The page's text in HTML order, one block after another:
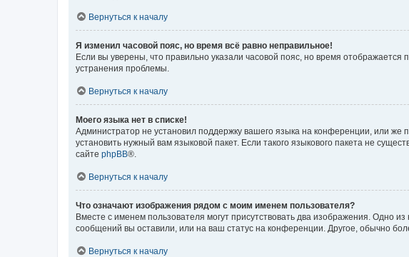
Вернуться к началу
Я изменил часовой пояс, но время всё равно неправильное!
Если вы уверены, что правильно указали часовой пояс, но время
устранения проблемы.
Вернуться к началу
Моего языка нет в списке!
Администратор не установил поддержку вашего языка на конференции, или
установить нужный вам языковой пакет. Если такого языкового пакета не
сайте phpBB®.
Вернуться к началу
Что означают изображения рядом с моим именем пользователя?
Вместе с именем пользователя могут присутствовать два изображения. Одно
сообщений вы оставили, или на ваш статус на конференции. Другое, обычно
Вернуться к началу